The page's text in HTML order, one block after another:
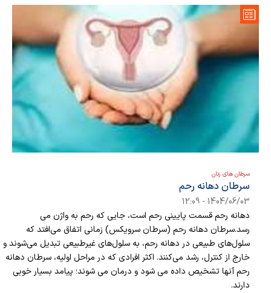
سرطان های زنان
سرطان دهانه رحم
1404/06/03 - 12:09
دهانه رحم قسمت پایینی رحم است، جایی که رحم به واژن می
رسد.سرطان دهانه رحم (سرطان سرویکس) زمانی اتفاق می‌افتد که
سلول‌های طبیعی در دهانه رحم، به سلول‌های غیرطبیعی تبدیل می‌شوند و
خارج از کنترل، رشد می‌کنند. اکثر افرادی که در مراحل اولیه، سرطان دهانه
رحم آنها تشخیص داده می شود و درمان می شوند؛ پیامد بسیار خوبی
دارند.